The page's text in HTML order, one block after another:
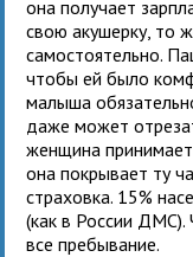
она получает
свою акушерку, то
самостоятельно.
чтобы ей было
малыша
даже может
женщина
она покрывает ту
страховка. 15%
(как в России ДМС).
все пребывание.